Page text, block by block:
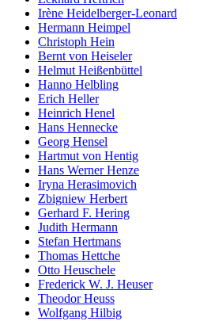
Irène Heidelberger-Leonard
Hermann Heimpel
Christoph Hein
Bernt von Heiseler
Helmut Heißenbüttel
Hanno Helbling
Erich Heller
Heinrich Henel
Hans Hennecke
Georg Hensel
Hartmut von Hentig
Hans Werner Henze
Iryna Herasimovich
Zbigniew Herbert
Gerhard F. Hering
Judith Hermann
Stefan Hertmans
Thomas Hettche
Otto Heuschele
Frederick W. J. Heuser
Theodor Heuss
Wolfgang Hilbig